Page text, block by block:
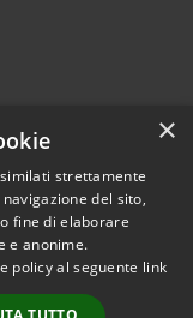
© 2026 • Comune di
• Powered by
• Accesso
×
strettamente
del sito,
fine di elaborare
e anonime.
policy al seguente link